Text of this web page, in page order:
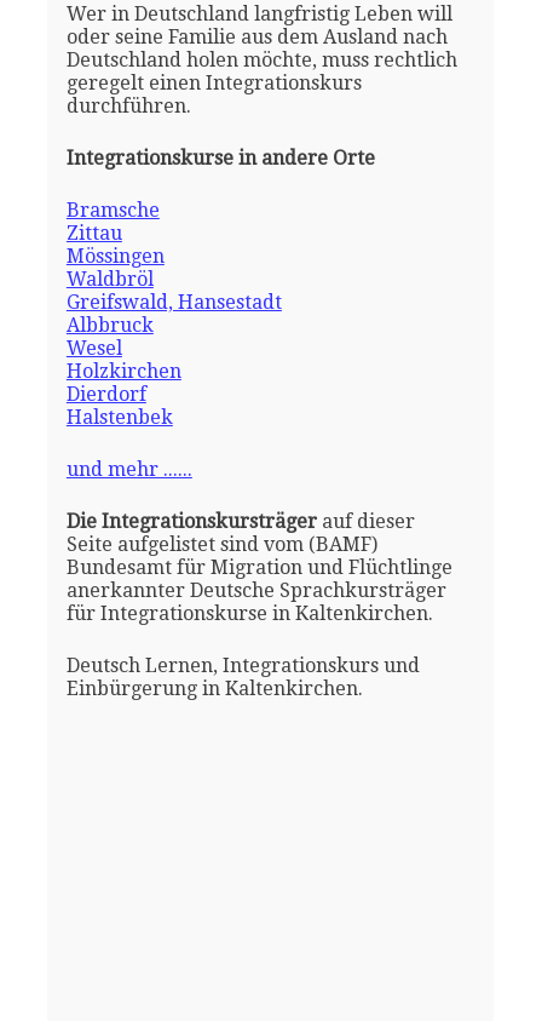
Wer in Deutschland langfristig Leben will
oder seine Familie aus dem Ausland nach
Deutschland holen möchte, muss rechtlich
geregelt einen Integrationskurs
durchführen.
Integrationskurse in andere Orte
Bramsche
Zittau
Mössingen
Waldbröl
Greifswald, Hansestadt
Albbruck
Wesel
Holzkirchen
Dierdorf
Halstenbek
und mehr ......
Die Integrationskursträgerauf dieser
Seite aufgelistet sind vom (BAMF)
Bundesamt für Migration und Flüchtlinge
anerkannter Deutsche Sprachkursträger
für Integrationskurse in Kaltenkirchen.
Deutsch Lernen, Integrationskurs und
Einbürgerung in Kaltenkirchen.